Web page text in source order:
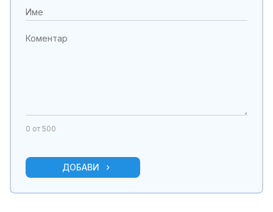
0 от 500
ДОБАВИ